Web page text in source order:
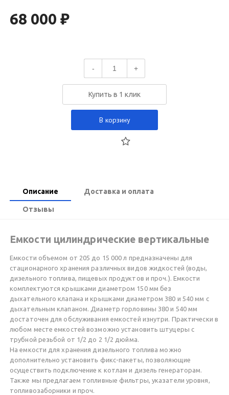
68 000 ₽
- +
Купить в 1 клик
В корзину
Описание Доставка и оплата
Отзывы
Емкости цилиндрические вертикальные
Емкости объемом от 205 до 15 000 л предназначены для
стационарного хранения различных видов жидкостей (воды,
дизельного топлива, пищевых продуктов и проч.). Емкости
комплектуются крышками диаметром 150 мм без
дыхательного клапана и крышками диаметром 380 и 540 мм с
дыхательным клапаном. Диаметр горловины 380 и 540 мм
достаточен для обслуживания емкостей изнутри. Практически в
любом месте емкостей возможно установить штуцеры с
трубной резьбой от 1/2 до 2 1/2 дюйма.
На емкости для хранения дизельного топлива можно
дополнительно установить фикс-пакеты, позволяющие
осуществить подключение к котлам и дизель генераторам.
Также мы предлагаем топливные фильтры, указатели уровня,
топливозаборники и проч.